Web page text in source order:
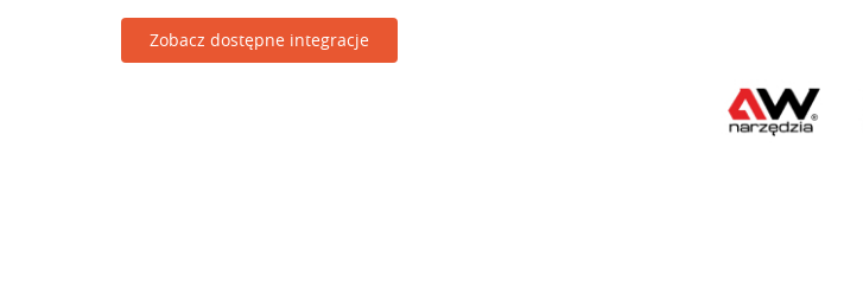
Zobacz dostępne integracje